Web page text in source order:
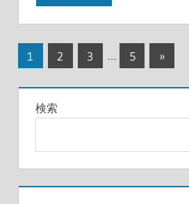
投
稿
の
ー
ジ
1 2 3 … 5
次
事
»
検索